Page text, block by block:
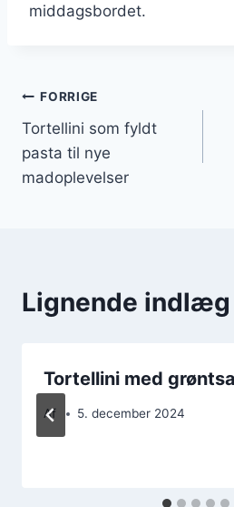
middagsbordet.
FORRIGE
Tortellini som fyldt
pasta til nye
madoplevelser
Lignende indlæg
Tortellini med
Af 5. december 2024